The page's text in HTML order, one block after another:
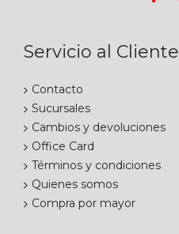
Servicio al Cliente
Contacto
Sucursales
Cambios y devoluciones
Office Card
Términos y condiciones
Quienes somos
Compra por mayor